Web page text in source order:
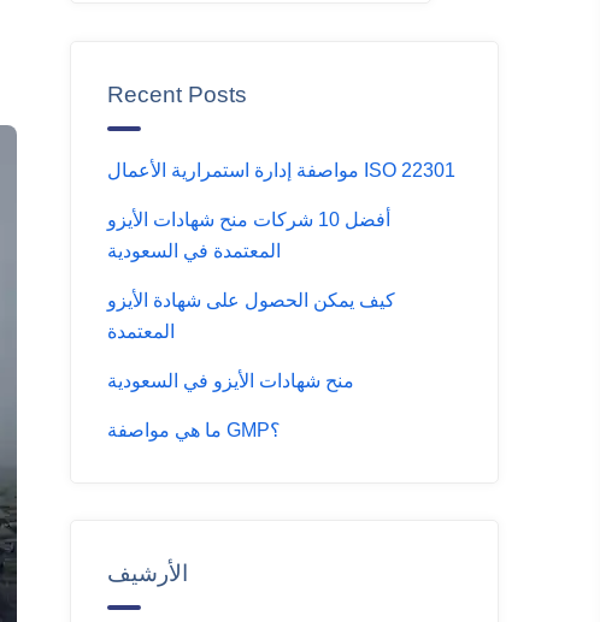
Recent Posts
مواصفة إدارة استمرارية الأعمال ISO 22301
أفضل 10 شركات منح شهادات الأيزو
المعتمدة في السعودية
كيف يمكن الحصول على شهادة الأيزو
المعتمدة
منح شهادات الأيزو في السعودية
ما هي مواصفة GMP؟
الأرشيف